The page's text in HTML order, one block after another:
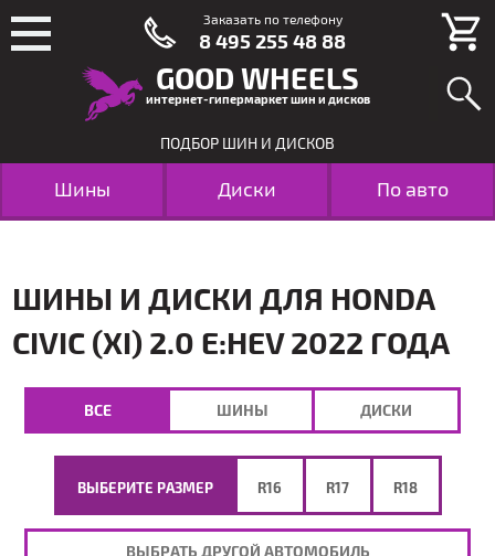
GOOD WHEELS
интернет-гипермаркет шин и дисков
ПОДБОР ШИН И ДИСКОВ
Шины Диски По авто
ШИНЫ И ДИСКИ ДЛЯ HONDA
CIVIC (XI) 2.0 E:HEV 2022 ГОДА
ВЫБЕРИТЕ РАЗМЕР R16 R17 R18
ВЫБРАТЬ ДРУГОЙ АВТОМОБИЛЬ
ВСЕ ШИНЫ ДИСКИ
Заказать по телефону
8 495 255 48 88